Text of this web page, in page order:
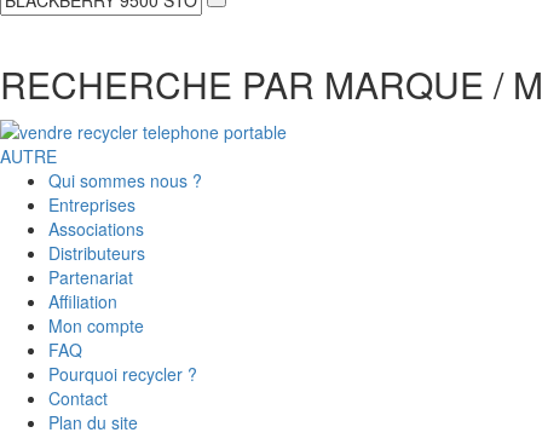
RECHERCHE PAR MARQUE /
AUTRE
Qui sommes nous ?
Entreprises
Associations
Distributeurs
Partenariat
Affiliation
Mon compte
FAQ
Pourquoi recycler ?
Contact
Plan du site